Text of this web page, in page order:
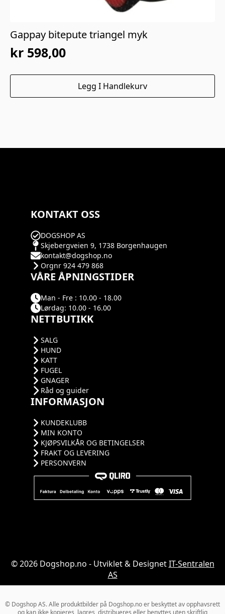
Gappay bitepute triangel myk
kr 598,00
Legg I Handlekurv
KONTAKT OSS
DOGSHOP AS
Skjebergveien 9, 1738 Borgenhaugen
kontakt@dogshop.no
Orgnr 924 479 868
VÅRE ÅPNINGSTIDER
Man - Fre : 10.00 - 18.00
Lørdag: 10.00 - 16.00
NETTBUTIKK
SALG
HUND
KATT
FUGEL
GNAGER
Råd og guider
INFORMASJON
KUNDEKLUBB
MIN KONTO
KJØPSVILKÅR OG BETINGELSER
FRAKT OG LEVERING
PERSONVERN
© 2026 Dogshop.no - Utviklet & DesignetIT-Sentralen
AS
© Dogshop AS. Alle produktbilder på Dogshop.no er beskyttet av opphavsrett
og kan ikke kopieres, lagres, distribueres eller benyttes uten skriftlig